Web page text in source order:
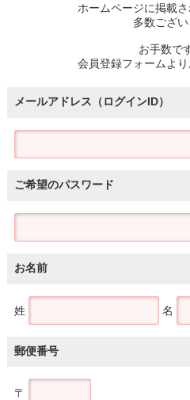
ホームページに掲載
多数ござい
お手数で
会員登録フォームより
メールアドレス（ログインID）
ご希望のパスワード
お名前
姓 名
郵便番号
〒